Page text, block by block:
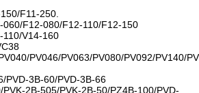
F11-250.
F12-080/F12-110/F12-150
110/V14-160
PV046/PV063/PV080/PV092/PV140/
PVD-3B-60/PVD-3B-66
2B-505/PVK-2B-50/PZ4B-100/PVD-